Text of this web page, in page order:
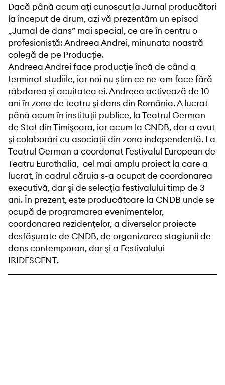
Dacă până acum aţi cunoscut la Jurnal producători
la început de drum, azi vă prezentăm un episod
„Jurnal de dans” mai special, ce are în centru o
profesionistă: Andreea Andrei, minunata noastră
colegă de pe Producție.
Andreea Andrei face producție încă de când a
terminat studiile, iar noi nu știm ce ne-am face fără
răbdarea și acuitatea ei. Andreea activează de 10
ani în zona de teatru şi dans din România. A lucrat
până acum în instituții publice, la Teatrul German
de Stat din Timişoara, iar acum la CNDB, dar a avut
şi colaborări cu asociaţii din zona independentă. La
Teatrul German a coordonat Festivalul European de
Teatru Eurothalia, cel mai amplu proiect la care a
lucrat, în cadrul căruia s-a ocupat de coordonarea
executivă, dar şi de selecţia festivalului timp de 3
ani. În prezent, este producătoare la CNDB unde se
ocupă de programarea evenimentelor,
coordonarea rezidenţelor, a diverselor proiecte
desfăşurate de CNDB, de organizarea stagiunii de
dans contemporan, dar şi a Festivalului
IRIDESCENT.